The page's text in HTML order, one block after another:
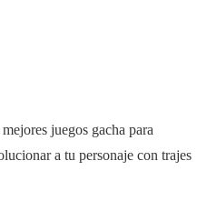
juegos gacha para
a tu personaje con trajes